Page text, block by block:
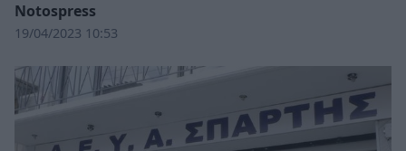
Notospress
19/04/2023 10:53